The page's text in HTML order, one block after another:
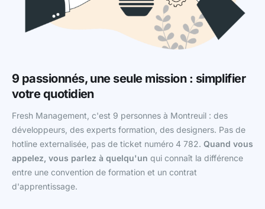
9 passionnés, une seule mission : simplifier
votre quotidien
Fresh Management, c'est 9 personnes à Montreuil : des
développeurs, des experts formation, des designers. Pas de
hotline externalisée, pas de ticket numéro 4 782. Quand vous
appelez, vous parlez à quelqu'un qui connaît la différence
entre une convention de formation et un contrat
d'apprentissage.